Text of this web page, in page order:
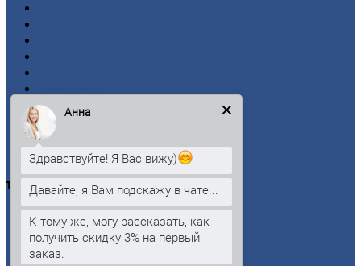
Новости
Личный
Оформление
Оплата
Черныйметаллопрокат
Арматура
Двутавроваябалка (двутавр)
Квадрат
Анна
Здравствуйте! Я Вас вижу)
Давайте, я Вам подскажу в чате...
К тому же, могу рассказать, как
получить скидку 3% на первый
заказ.